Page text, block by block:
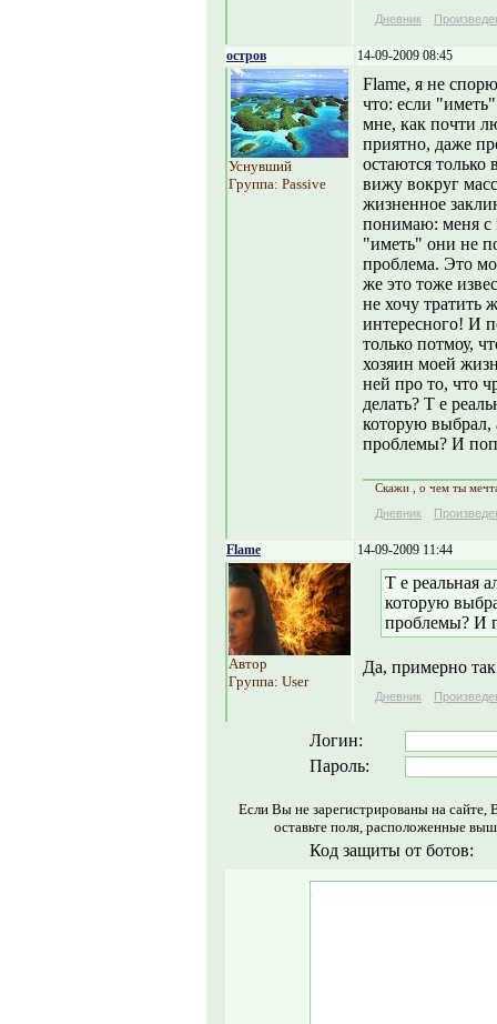
Дневник
остров 14-09-2009 08:45
Уснувший
Группа: Passive
Flame, я не
что: если
мне, как почти
приятно, даже
остаются
вижу вокруг
жизненное
понимаю: меня с
"иметь" они не
проблема. Это
же это тоже
не хочу тратить
интересного! И
только потмоу,
хозяин моей
ней про то, что
делать? Т е
которую выбрал,
проблемы? И
Скажи , о чем ты
Дневник
Flame 14-09-2009 11:44
Автор
Группа: User
Т е реальная
которую
проблемы? И
Да, примерно
Дневник
Логин:
Пароль:
Если Вы не зарегистрированы на
оставьте поля, расположенные
Код защиты от ботов: